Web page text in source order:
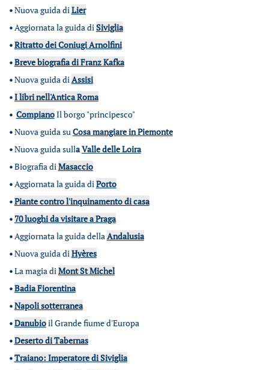
•Nuova guida diLier
•Aggiornata la guida diSiviglia
•Ritratto dei Coniugi Arnolfini
•Breve biografia di Franz Kafka
•Nuova guida diAssisi
•I libri nell'Antica Roma
• CompianoIl borgo "principesco"
•Nuova guida suCosa mangiare in Piemonte
•Nuova guida sullaValle delle Loira
•Biografia diMasaccio
•Aggiornata la guida diPorto
•Piante contro l'inquinamento di casa
• 70 luoghi da visitare a Praga
•Aggiornata la guida dellaAndalusia
•Nuova guida diHyères
•La magia diMont St Michel
•Badia Fiorentina
•Napoli sotterranea
•Danubioil Grande fiume d'Europa
•Deserto di Tabernas
•Traiano: Imperatore di Siviglia